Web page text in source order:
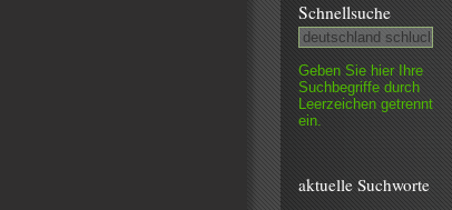
Schnell­suche
Geben Sie hier Ihre
Such­begriffe durch
Leer­zeichen getrennt
ein.
aktuelle Suchworte